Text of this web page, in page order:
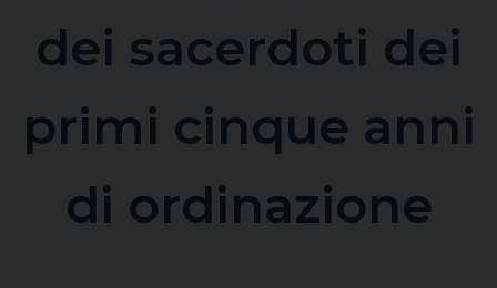
dei sacerdoti dei
primi cinque anni
di ordinazione